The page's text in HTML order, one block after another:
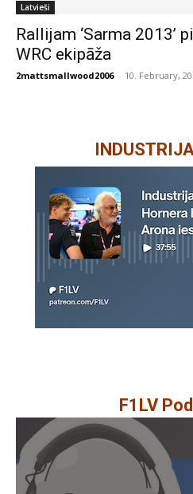
Latvieši
Rallijam ‘Sarma 2013’
WRC ekipāža
2mattsmallwood2006 - 10. February,
F1LV